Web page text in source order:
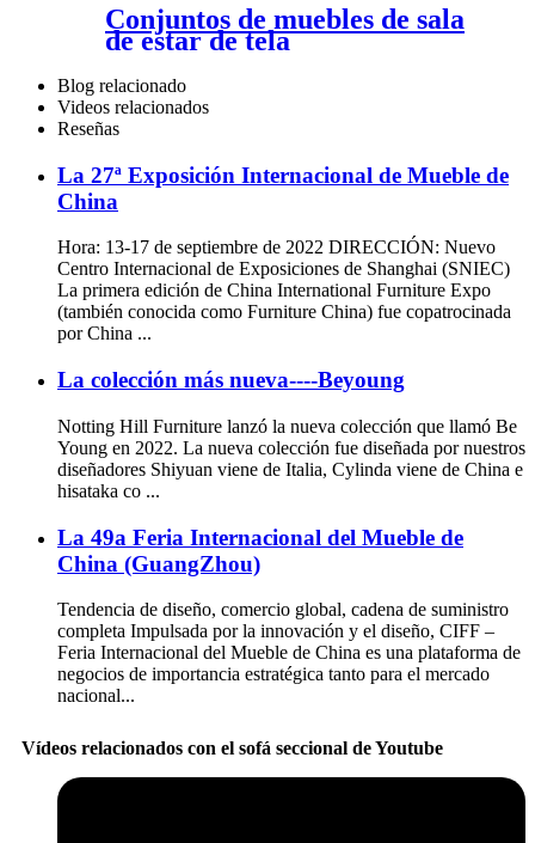
Conjuntos de muebles de sala
de estar de tela
de libertad
Blog relacionado
Videos relacionados
Reseñas
La 27ª Exposición Internacional de Mueble de
China
Hora: 13-17 de septiembre de 2022 DIRECCIÓN: Nuevo
Centro Internacional de Exposiciones de Shanghai (SNIEC)
La primera edición de China International Furniture Expo
(también conocida como Furniture China) fue copatrocinada
por China ...
La colección más nueva----Beyoung
Notting Hill Furniture lanzó la nueva colección que llamó Be
Young en 2022. La nueva colección fue diseñada por nuestros
diseñadores Shiyuan viene de Italia, Cylinda viene de China e
hisataka co ...
La 49a Feria Internacional del Mueble de
China (GuangZhou)
Tendencia de diseño, comercio global, cadena de suministro
completa Impulsada por la innovación y el diseño, CIFF –
Feria Internacional del Mueble de China es una plataforma de
negocios de importancia estratégica tanto para el mercado
nacional...
Vídeos relacionados con el sofá seccional de Youtube